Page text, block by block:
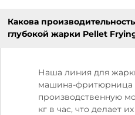
Какова
глубокой жарки Pellet
Наша линия для
машина-фритюрница
производственную
кг в час, что делает